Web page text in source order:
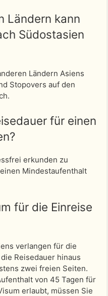
Ländern kann
Südostasien
Ländern Asiens
Stopovers auf den
für einen
erkunden zu
Mindestaufenthalt
für die Einreise
verlangen für die
Reisedauer hinaus
zwei freien Seiten.
von 45 Tagen für
erlaubt, müssen Sie